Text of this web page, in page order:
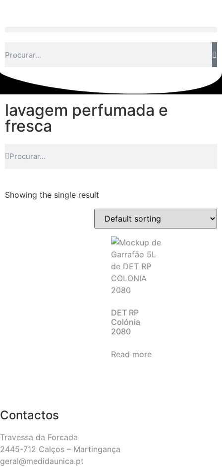
lavagem perfumada e
fresca
Showing the single result
DET RP
Colónia
2080
Read more
Contactos
Travessa da Forcada
2445-712 Calços – Martingança
geral@medidaunica.pt